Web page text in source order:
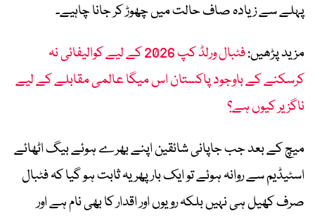
پہلے سے زیادہ صاف حالت میں چھوڑ کر جانا چاہیے۔
مزید پڑھیں:
فٹبال ورلڈ کپ 2026 کے لیے کوالیفائی نہ
کرسکنے کے باوجود پاکستان اس میگا عالمی مقابلے کے لیے
ناگزیر کیوں ہے؟
میچ کے بعد جب جاپانی شائقین اپنے بھرے ہوئے بیگ اٹھائے
اسٹیڈیم سے روانہ ہوئے تو ایک بار پھر یہ ثابت ہو گیا کہ فٹبال
صرف کھیل ہی نہیں بلکہ رویوں اور اقدار کا بھی نام ہے اور